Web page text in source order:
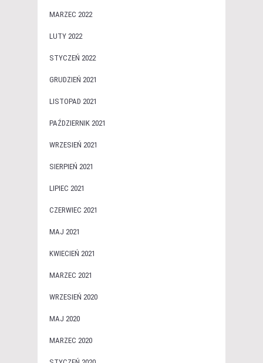
MARZEC 2022
LUTY 2022
STYCZEŃ 2022
GRUDZIEŃ 2021
LISTOPAD 2021
PAŹDZIERNIK 2021
WRZESIEŃ 2021
SIERPIEŃ 2021
LIPIEC 2021
CZERWIEC 2021
MAJ 2021
KWIECIEŃ 2021
MARZEC 2021
WRZESIEŃ 2020
MAJ 2020
MARZEC 2020